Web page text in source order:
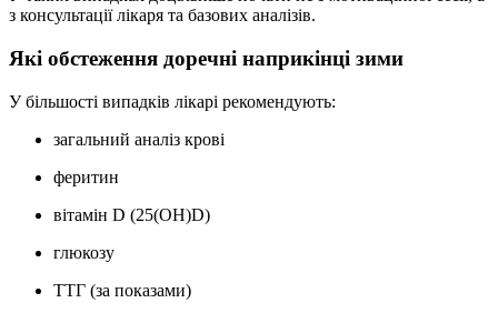
з консультації лікаря та базових аналізів.
Які обстеження доречні наприкінці зими
У більшості випадків лікарі рекомендують:
загальний аналіз крові
феритин
вітамін D (25(OH)D)
глюкозу
ТТГ (за показами)